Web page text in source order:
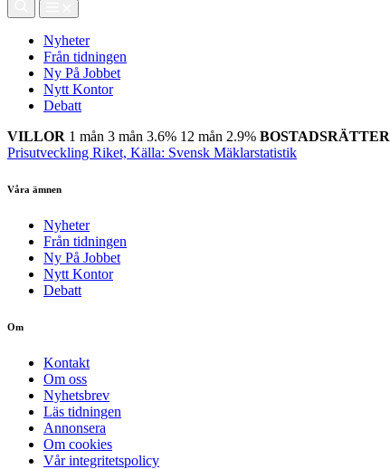
Nyheter
Från tidningen
Ny På Jobbet
Nytt Kontor
Debatt
VILLOR 1 mån 3 mån 3.6% 12 mån 2.9% BOSTADSRÄTTER
Prisutveckling Riket, Källa: Svensk Mäklarstatistik
Våra ämnen
Nyheter
Från tidningen
Ny På Jobbet
Nytt Kontor
Debatt
Om
Kontakt
Om oss
Nyhetsbrev
Läs tidningen
Annonsera
Om cookies
Vår integritetspolicy